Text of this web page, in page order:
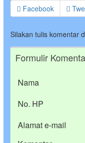
Facebook
Silakan tulis komentar
Formulir
Nama
No. HP
Alamat e-mail